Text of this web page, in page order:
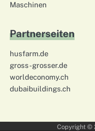
Maschinen
Partnerseiten
husfarm.de
gross-grosser.de
worldeconomy.ch
dubaibuildings.ch
Copyright ©